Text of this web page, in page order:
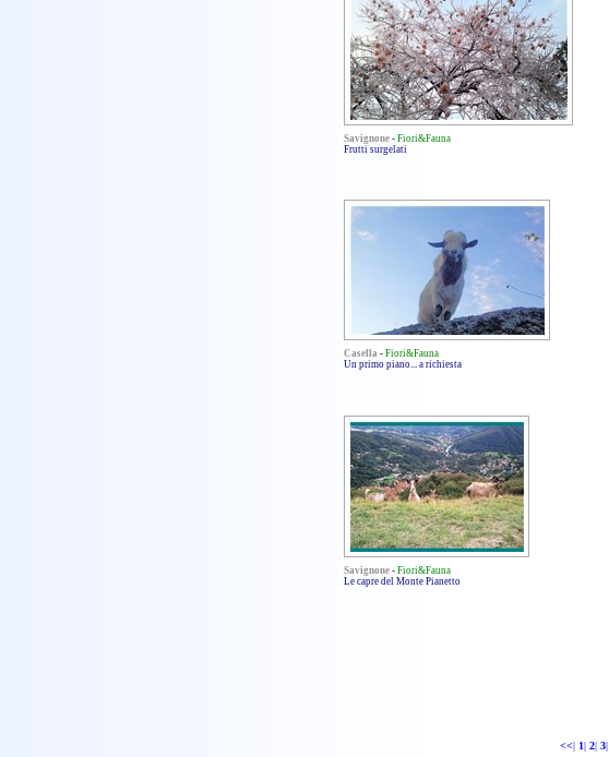
Savignone - Fiori&Fauna
Frutti surgelati
Casella - Fiori&Fauna
Un primo piano... a richiesta
Savignone - Fiori&Fauna
Le capre del Monte Pianetto
<<| 1| 2| 3|